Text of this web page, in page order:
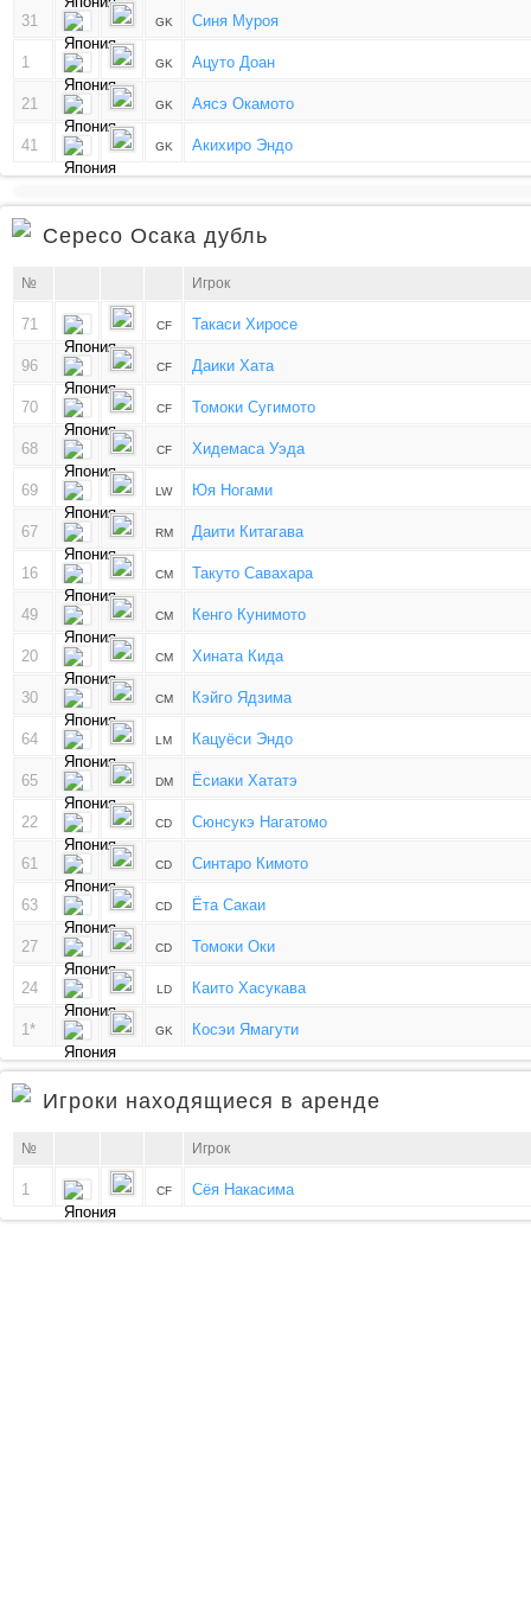
31 GK Синя Муроя
1 GK Ацуто Доан
21 GK Аясэ Окамото
41 GK Акихиро Эндо
Сересо Осака дубль
№ Игрок
71 CF Такаси Хиросе
96 CF Даики Хата
70 CF Томоки Сугимото
68 CF Хидемаса Уэда
69 LW Юя Ногами
67 RM Даити Китагава
16 CM Такуто Савахара
49 CM Кенго Кунимото
20 CM Хината Кида
30 CM Кэйго Ядзима
64 LM Кацуёси Эндо
65 DM Ёсиаки Хататэ
22 CD Сюнсукэ Нагатомо
61 CD Синтаро Кимото
63 CD Ёта Сакаи
27 CD Томоки Оки
24 LD Каито Хасукава
1* GK Косэи Ямагути
Игроки находящиеся в аренде
№ Игрок
1 CF Сёя Накасима